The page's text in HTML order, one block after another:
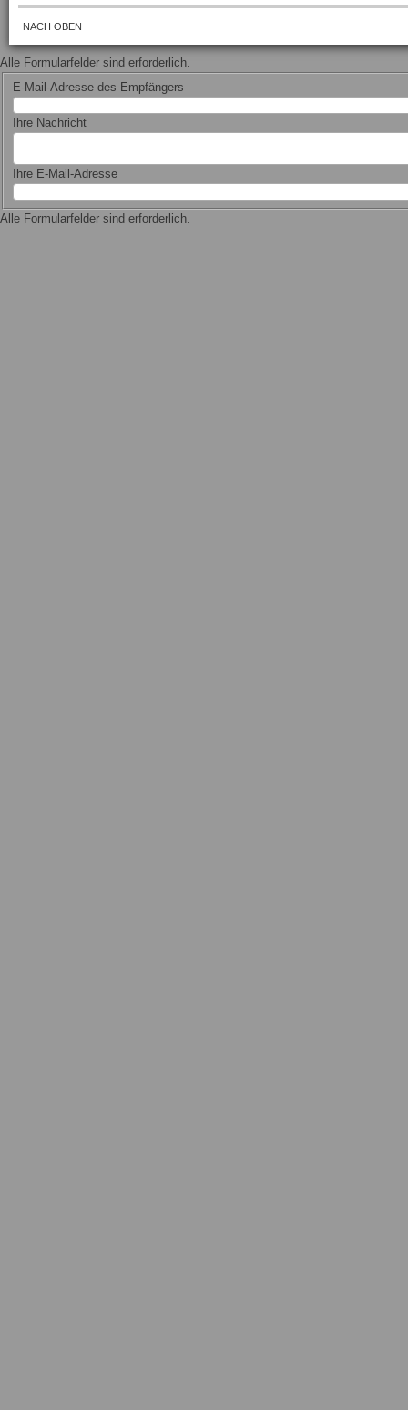
NACH OBEN
Alle Formularfelder sind erforderlich.
E-Mail-Adresse des Empfängers
Ihre Nachricht
Ihre E-Mail-Adresse
Alle Formularfelder sind erforderlich.